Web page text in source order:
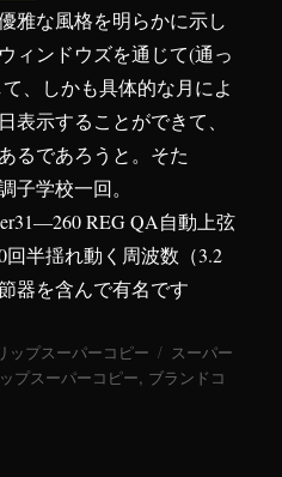
雅な風格を明らかに示し
ィンドウズを通じて(通っ
、しかも具体的な月によ
表示することができて、
るであろうと。そた
子学校一回。
REG QA自動上弦
半揺れ動く周波数（3.2
器を含んで有名です
ップスーパーコピー
タ
グ
スーパー
プスーパーコピー, ブランドコ